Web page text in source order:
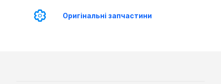
Оригінальні запчастини